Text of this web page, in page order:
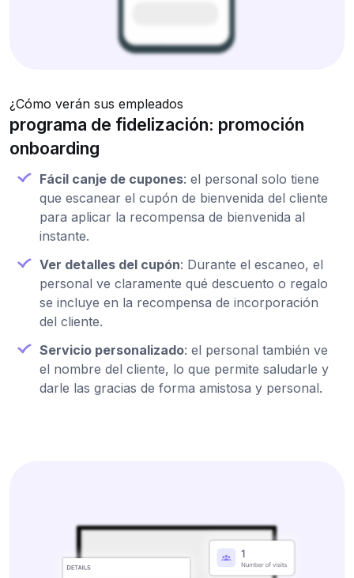
¿Cómo verán sus empleados
programa de fidelización: promoción
onboarding
Fácil canje de cupones: el personal solo tiene
que escanear el cupón de bienvenida del cliente
para aplicar la recompensa de bienvenida al
instante.
Ver detalles del cupón: Durante el escaneo, el
personal ve claramente qué descuento o regalo
se incluye en la recompensa de incorporación
del cliente.
Servicio personalizado: el personal también ve
el nombre del cliente, lo que permite saludarle y
darle las gracias de forma amistosa y personal.